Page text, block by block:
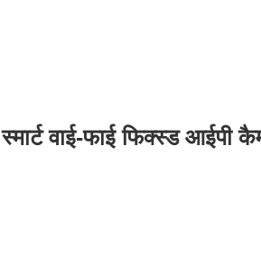
वाई-फाई फिक्स्ड आईपी